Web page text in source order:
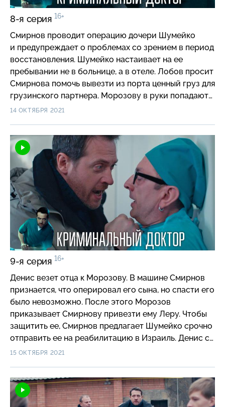
8-я серия 16+
Смирнов проводит операцию дочери Шумейко
и предупреждает о проблемах со зрением в период
восстановления. Шумейко настаивает на ее
пребывании не в больнице, а в отеле. Лобов просит
Смирнова помочь вывезти из порта ценный груз для
грузинского партнера. Морозову в руки попадают
фотографии Смирнова и дочери Шумейко. Он
14 ОКТЯБРЯ 2021
9-я серия 16+
Денис везет отца к Морозову. В машине Смирнов
признается, что оперировал его сына, но спасти его
было невозможно. После этого Морозов
приказывает Смирнову привезти ему Леру. Чтобы
защитить ее, Смирнов предлагает Шумейко срочно
отправить ее на реабилитацию в Израиль. Денис с
напарником увозят Леру из отеля.
15 ОКТЯБРЯ 2021